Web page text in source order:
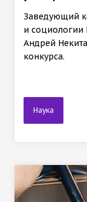
Заведующий
и социологии
Андрей
конкурса.
Наука